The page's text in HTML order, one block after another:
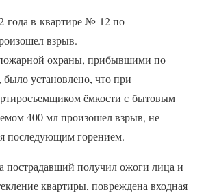
года в квартире № 12 по
взрыв.
охраны, прибывшими по
было установлено, что при
ёмкости с бытовым
400 мл произошел взрыв, не
последующим горением.
пострадавший получил ожоги лица и
квартиры, повреждена входная